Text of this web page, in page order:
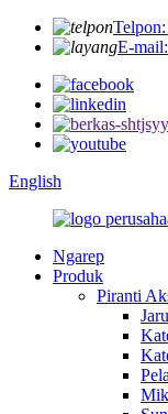
E-
English
Ngarep
Produk
Piranti